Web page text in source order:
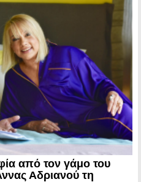
από τον γάμο του
Αδριανού τη